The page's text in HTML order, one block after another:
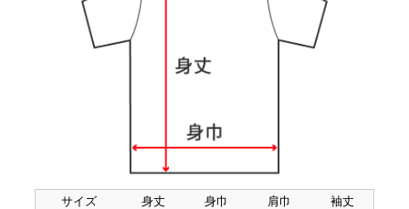
サイズ 身丈 身巾 肩巾
袖丈